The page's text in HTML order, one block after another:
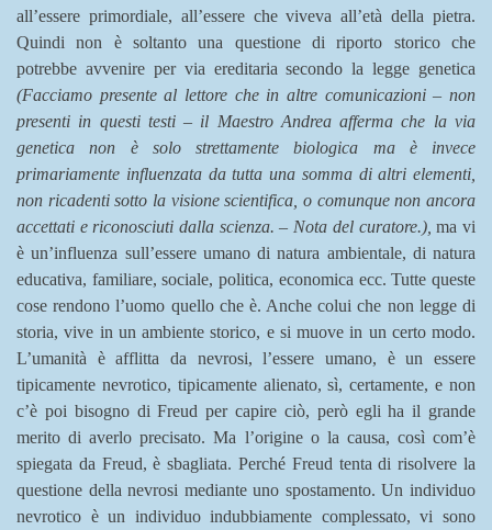
all’essere primordiale, all’essere che viveva all’età della pietra.
Quindi non è soltanto una questione di riporto storico che
potrebbe avvenire per via ereditaria secondo la legge genetica
(Facciamo presente al lettore che in altre comunicazioni – non
presenti in questi testi – il Maestro Andrea afferma che la via
genetica non è solo strettamente biologica ma è invece
primariamente influenzata da tutta una somma di altri elementi,
non ricadenti sotto la visione scientifica, o comunque non ancora
accettati e riconosciuti dalla scienza. – Nota del curatore.), ma vi
è un’influenza sull’essere umano di natura ambientale, di natura
educativa, familiare, sociale, politica, economica ecc. Tutte queste
cose rendono l’uomo quello che è. Anche colui che non legge di
storia, vive in un ambiente storico, e si muove in un certo modo.
L’umanità è afflitta da nevrosi, l’essere umano, è un essere
tipicamente nevrotico, tipicamente alienato, sì, certamente, e non
c’è poi bisogno di Freud per capire ciò, però egli ha il grande
merito di averlo precisato. Ma l’origine o la causa, così com’è
spiegata da Freud, è sbagliata. Perché Freud tenta di risolvere la
questione della nevrosi mediante uno spostamento. Un individuo
nevrotico è un individuo indubbiamente complessato, vi sono